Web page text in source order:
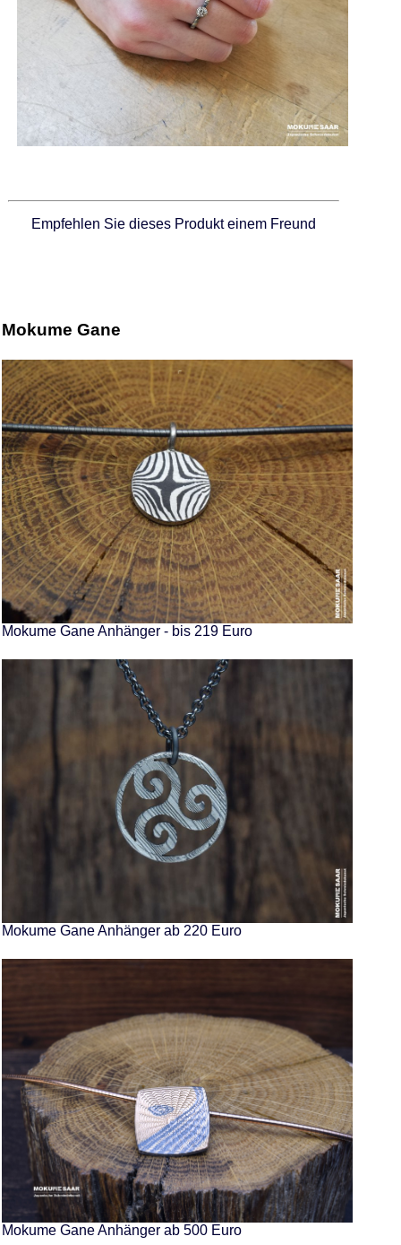
Empfehlen Sie dieses Produkt einem Freund
Mokume Gane
Mokume Gane Anhänger - bis 219 Euro
Mokume Gane Anhänger ab 220 Euro
Mokume Gane Anhänger ab 500 Euro